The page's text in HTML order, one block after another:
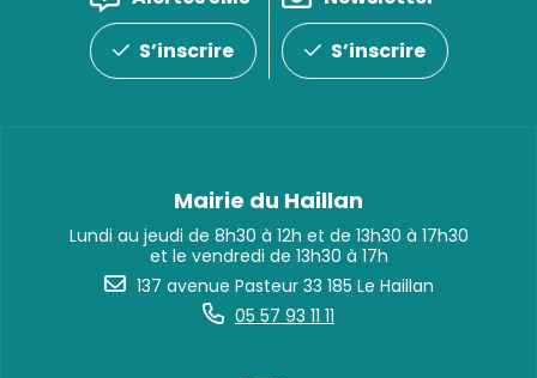
S’inscrire
S’inscrire
Mairie du Haillan
Lundi au jeudi de 8h30 à 12h et de 13h30 à 17h30
et le vendredi de 13h30 à 17h
137 avenue Pasteur 33 185 Le Haillan
05 57 93 11 11